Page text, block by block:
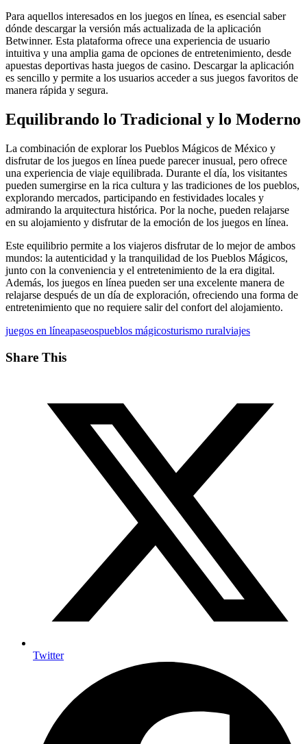
Para aquellos interesados en los juegos en línea, es esencial saber
dónde descargar la versión más actualizada de la aplicación
Betwinner. Esta plataforma ofrece una experiencia de usuario
intuitiva y una amplia gama de opciones de entretenimiento, desde
apuestas deportivas hasta juegos de casino. Descargar la aplicación
es sencillo y permite a los usuarios acceder a sus juegos favoritos de
manera rápida y segura.
Equilibrando lo Tradicional y lo Moderno
La combinación de explorar los Pueblos Mágicos de México y
disfrutar de los juegos en línea puede parecer inusual, pero ofrece
una experiencia de viaje equilibrada. Durante el día, los visitantes
pueden sumergirse en la rica cultura y las tradiciones de los pueblos,
explorando mercados, participando en festividades locales y
admirando la arquitectura histórica. Por la noche, pueden relajarse
en su alojamiento y disfrutar de la emoción de los juegos en línea.
Este equilibrio permite a los viajeros disfrutar de lo mejor de ambos
mundos: la autenticidad y la tranquilidad de los Pueblos Mágicos,
junto con la conveniencia y el entretenimiento de la era digital.
Además, los juegos en línea pueden ser una excelente manera de
relajarse después de un día de exploración, ofreciendo una forma de
entretenimiento que no requiere salir del confort del alojamiento.
juegos en líneapaseospueblos mágicosturismo ruralviajes
Share This
Twitter